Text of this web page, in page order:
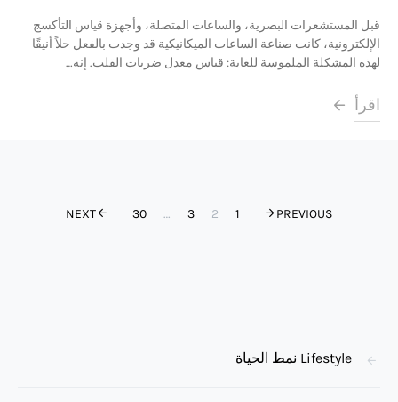
قبل المستشعرات البصرية، والساعات المتصلة، وأجهزة قياس التأكسج
الإلكترونية، كانت صناعة الساعات الميكانيكية قد وجدت بالفعل حلاً أنيقًا
لهذه المشكلة الملموسة للغاية: قياس معدل ضربات القلب. إنه…
اقرأ
تعدد صفحات PREVIOUS
1
2
3
…
30
NEXT
Lifestyle نمط الحياة